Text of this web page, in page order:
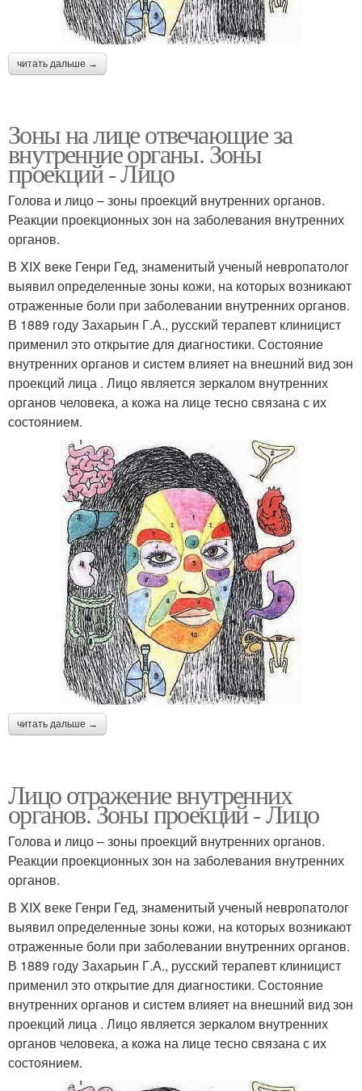
читать дальше →
Зоны на лице отвечающие за
внутренние органы. Зоны
проекций - Лицо
Голова и лицо – зоны проекций внутренних органов.
Реакции проекционных зон на заболевания внутренних
органов.
В XIX веке Генри Гед, знаменитый ученый невропатолог
выявил определенные зоны кожи, на которых возникают
отраженные боли при заболевании внутренних органов.
В 1889 году Захарьин Г.А., русский терапевт клиницист
применил это открытие для диагностики. Состояние
внутренних органов и систем влияет на внешний вид зон
проекций лица . Лицо является зеркалом внутренних
органов человека, а кожа на лице тесно связана с их
состоянием.
читать дальше →
Лицо отражение внутренних
органов. Зоны проекций - Лицо
Голова и лицо – зоны проекций внутренних органов.
Реакции проекционных зон на заболевания внутренних
органов.
В XIX веке Генри Гед, знаменитый ученый невропатолог
выявил определенные зоны кожи, на которых возникают
отраженные боли при заболевании внутренних органов.
В 1889 году Захарьин Г.А., русский терапевт клиницист
применил это открытие для диагностики. Состояние
внутренних органов и систем влияет на внешний вид зон
проекций лица . Лицо является зеркалом внутренних
органов человека, а кожа на лице тесно связана с их
состоянием.